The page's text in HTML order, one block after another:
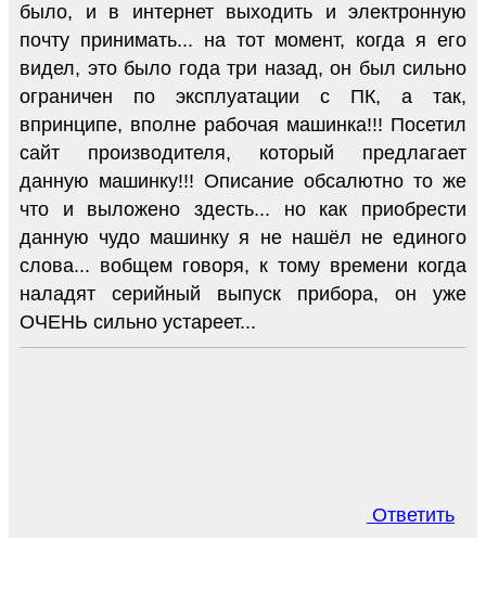
было, и в интернет выходить и электронную
почту принимать... на тот момент, когда я его
видел, это было года три назад, он был сильно
ограничен по эксплуатации с ПК, а так,
впринципе, вполне рабочая машинка!!! Посетил
сайт производителя, который предлагает
данную машинку!!! Описание обсалютно то же
что и выложено здесть... но как приобрести
данную чудо машинку я не нашёл не единого
слова... вобщем говоря, к тому времени когда
наладят серийный выпуск прибора, он уже
ОЧЕНЬ сильно устареет...
Ответить